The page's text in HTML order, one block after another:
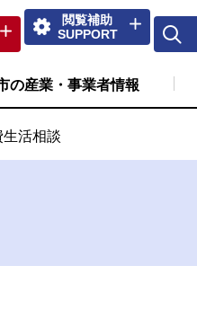
閲覧補助
SUPPORT
の産業・事業者情報
生活相談